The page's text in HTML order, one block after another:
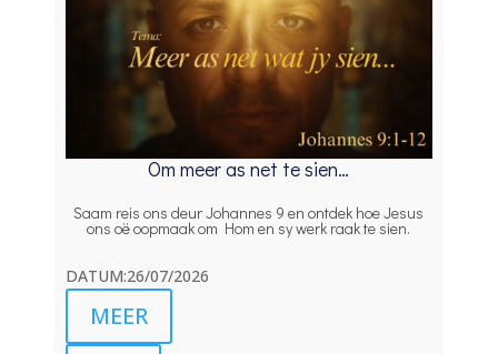
Om meer as net te sien…
Saam reis ons deur Johannes 9 en ontdek hoe Jesus
ons oë oopmaak om Hom en sy werk raak te sien.
DATUM:26/07/2026
MEER